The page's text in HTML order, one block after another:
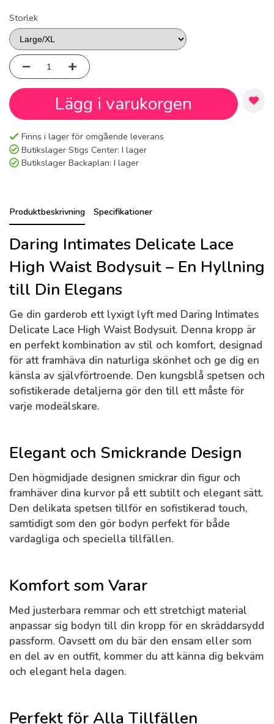
Storlek
Lägg i varukorgen
Finns i lager för omgående leverans
Butikslager Stigs Center: I lager
Butikslager Backaplan: I lager
Produktbeskrivning Specifikationer
Daring Intimates Delicate Lace
High Waist Bodysuit – En Hyllning
till Din Elegans
Ge din garderob ett lyxigt lyft med Daring Intimates
Delicate Lace High Waist Bodysuit. Denna kropp är
en perfekt kombination av stil och komfort, designad
för att framhäva din naturliga skönhet och ge dig en
känsla av självförtroende. Den kungsblå spetsen och
sofistikerade detaljerna gör den till ett måste för
varje modeälskare.
Elegant och Smickrande Design
Den högmidjade designen smickrar din figur och
framhäver dina kurvor på ett subtilt och elegant sätt.
Den delikata spetsen tillför en sofistikerad touch,
samtidigt som den gör bodyn perfekt för både
vardagliga och speciella tillfällen.
Komfort som Varar
Med justerbara remmar och ett stretchigt material
anpassar sig bodyn till din kropp för en skräddarsydd
passform. Oavsett om du bär den ensam eller som
en del av en outfit, kommer du att känna dig bekväm
och elegant hela dagen.
Perfekt för Alla Tillfällen